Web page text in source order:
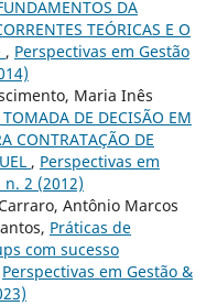
DA
TEÓRICAS E O
, Perspectivas em Gestão
Maria Inês
DE DECISÃO EM
CONTRATAÇÃO DE
, Perspectivas em
2 (2012)
Antônio Marcos
Práticas de
com sucesso
Perspectivas em Gestão &